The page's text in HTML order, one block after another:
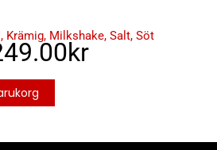
, Krämig, Milkshake,Salt,Söt
kr